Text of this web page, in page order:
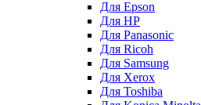
Для Epson
Для HP
Для Panasonic
Для Ricoh
Для Samsung
Для Xerox
Для Toshiba